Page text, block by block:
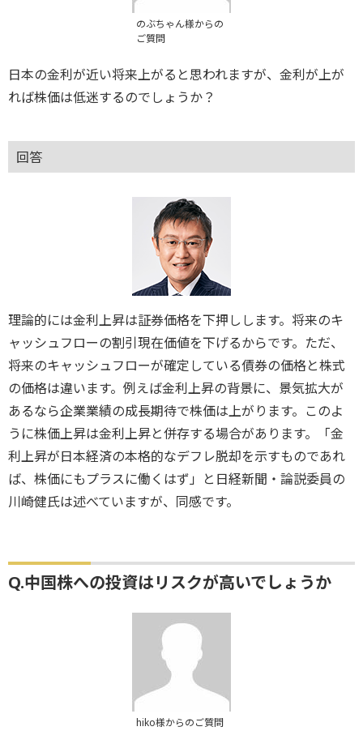
のぶちゃん様からの
ご質問
日本の金利が近い将来上がると思われますが、金利が上が
れば株価は低迷するのでしょうか？
回答
理論的には金利上昇は証券価格を下押しします。将来のキ
ャッシュフローの割引現在価値を下げるからです。ただ、
将来のキャッシュフローが確定している債券の価格と株式
の価格は違います。例えば金利上昇の背景に、景気拡大が
あるなら企業業績の成長期待で株価は上がります。このよ
うに株価上昇は金利上昇と併存する場合があります。「金
利上昇が日本経済の本格的なデフレ脱却を示すものであれ
ば、株価にもプラスに働くはず」と日経新聞・論説委員の
川崎健氏は述べていますが、同感です。
Q.中国株への投資はリスクが高いでしょうか
hiko様からのご質問